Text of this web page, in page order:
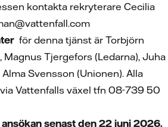
kontakta rekryterare Cecilia
för denna tjänst är Torbjörn
Magnus Tjergefors (Ledarna), Juha
Svensson (Unionen). Alla
Vattenfalls växel tfn 08-739 50
senast den 22 juni 2026.